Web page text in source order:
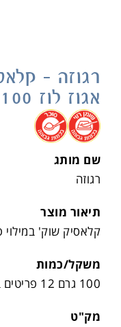
רגוזה –
אגוז לוז 100 גרם
.
.
שם מותג
רגוזה
תיאור מוצר
קלאסיק שוק' במילוי
משקל/כמות
100 גרם 12 פריטים בקרטון
מק"ט